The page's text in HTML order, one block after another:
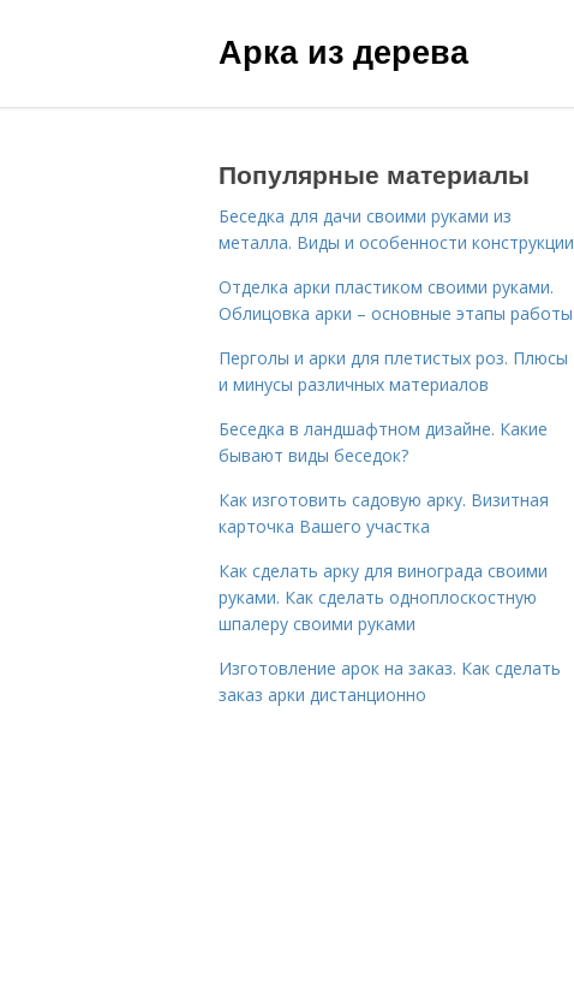
Арка из дерева
Популярные материалы
Беседка для дачи своими руками из
металла. Виды и особенности конструкции
Отделка арки пластиком своими руками.
Облицовка арки – основные этапы работы
Перголы и арки для плетистых роз. Плюсы
и минусы различных материалов
Беседка в ландшафтном дизайне. Какие
бывают виды беседок?
Как изготовить садовую арку. Визитная
карточка Вашего участка
Как сделать арку для винограда своими
руками. Как сделать одноплоскостную
шпалеру своими руками
Изготовление арок на заказ. Как сделать
заказ арки дистанционно